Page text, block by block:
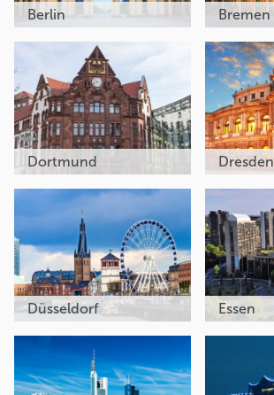
Berlin Bremen
Dortmund Dresden
Düsseldorf Essen